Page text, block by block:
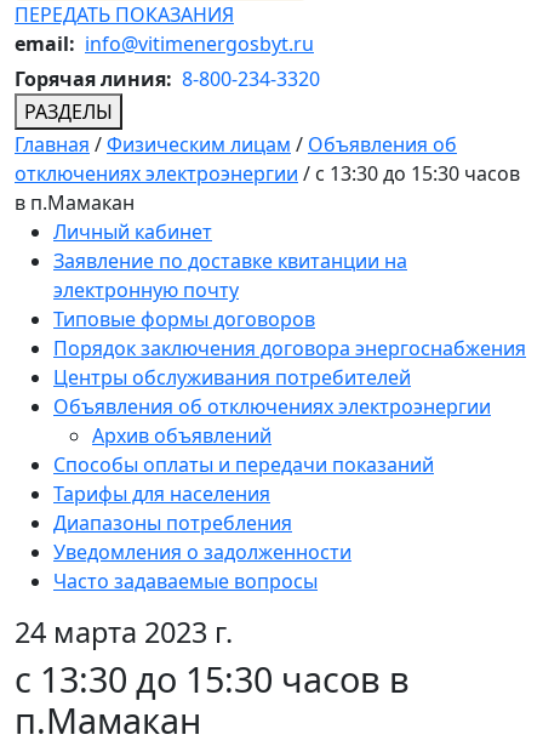
ПЕРЕДАТЬ ПОКАЗАНИЯ
email: info@vitimenergosbyt.ru
Горячая линия: 8-800-234-3320
РАЗДЕЛЫ
Главная /Физическим лицам / Объявления об
отключениях электроэнергии / с 13:30 до 15:30 часов
в п.Мамакан
Личный кабинет
Заявление по доставке квитанции на
электронную почту
Типовые формы договоров
Порядок заключения договора энергоснабжения
Центры обслуживания потребителей
Объявления об отключениях электроэнергии
Архив объявлений
Способы оплаты и передачи показаний
Тарифы для населения
Диапазоны потребления
Уведомления о задолженности
Часто задаваемые вопросы
24 марта 2023 г.
с 13:30 до 15:30 часов в
п.Мамакан